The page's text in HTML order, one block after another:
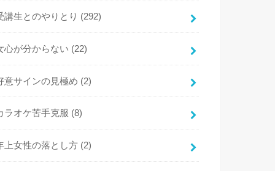
講生とのやりとり (292)
心が分からない (22)
意サインの見極め (2)
ラオケ苦手克服 (8)
上女性の落とし方 (2)